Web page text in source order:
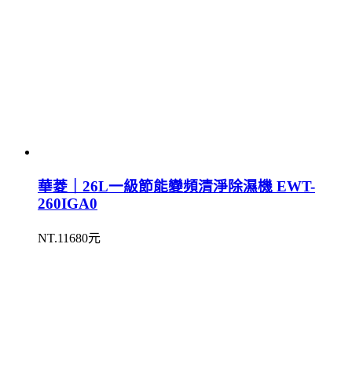
華菱｜26L一級節能變頻清淨除濕機 EWT-
260IGA0
NT.11680元